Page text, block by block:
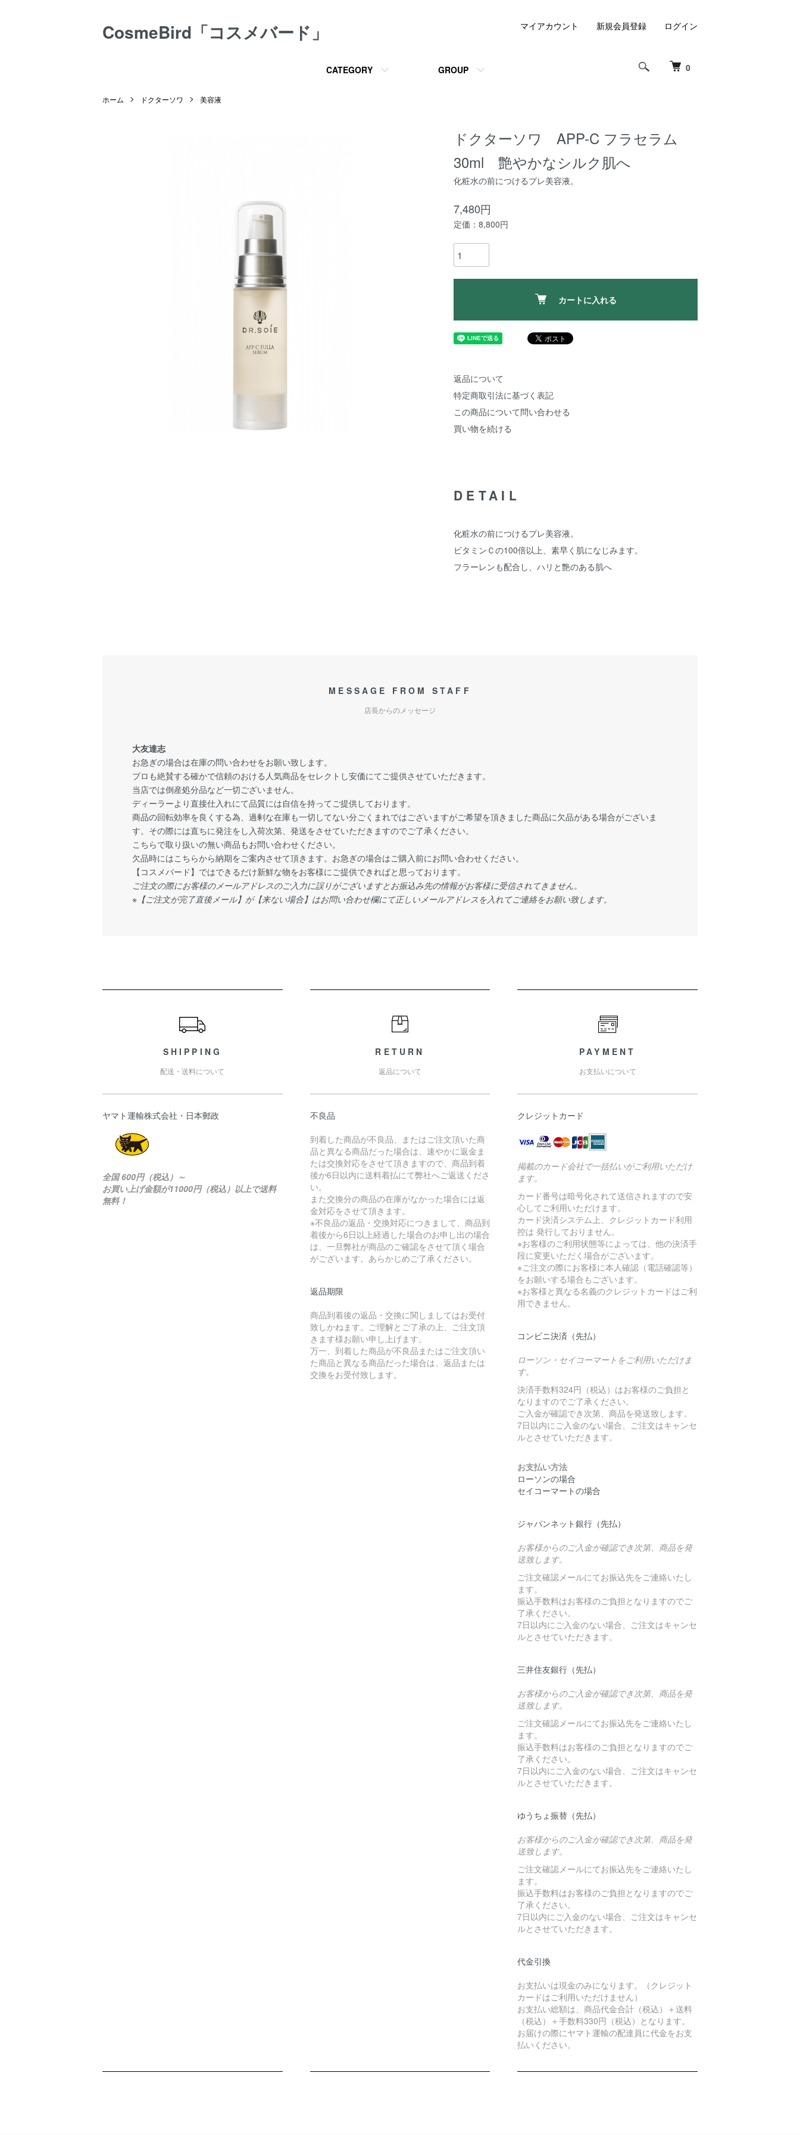
CosmeBird「コスメバード」
0
CATEGORY GROUP
マイアカウント 新規会員登録 ログイン
ホーム ドクターソワ 美容液
ドクターソワ APP-C フラセラム
30ml 艶やかなシルク肌へ
化粧水の前につけるプレ美容液。
7,480円
定価：8,800円
カートに入れる
返品について
特定商取引法に基づく表記
この商品について問い合わせる
買い物を続ける
DETAIL
化粧水の前につけるプレ美容液。
ビタミンＣの100倍以上、素早く肌になじみます。
フラーレンも配合し、ハリと艶のある肌へ
MESSAGE FROM STAFF
店長からのメッセージ
大友達志
お急ぎの場合は在庫の問い合わせをお願い致します。
プロも絶賛する確かで信頼のおける人気商品をセレクトし安価にてご提供させていただきます。
当店では倒産処分品など一切ございません。
ディーラーより直接仕入れにて品質には自信を持ってご提供しております。
商品の回転効率を良くする為、過剰な在庫も一切してない分ごくまれではございますがご希望を頂きました商品に欠品がある場合がございま
す。その際には直ちに発注をし入荷次第、発送をさせていただきますのでご了承ください。
こちらで取り扱いの無い商品もお問い合わせください。
欠品時にはこちらから納期をご案内させて頂きます。お急ぎの場合はご購入前にお問い合わせください。
【コスメバード】ではできるだけ新鮮な物をお客様にご提供できればと思っております。
ご注文の際にお客様のメールアドレスのご入力に誤りがございますとお振込み先の情報がお客様に受信されてきません。
※【ご注文が完了直後メール】が【来ない場合】はお問い合わせ欄にて正しいメールアドレスを入れてご連絡をお願い致します。
SHIPPING
配送・送料について
ヤマト運輸株式会社・日本郵政
全国 600円（税込）～
お買い上げ金額が11000円（税込）以上で送料
無料！
RETURN
返品について
不良品
到着した商品が不良品、またはご注文頂いた商
品と異なる商品だった場合は、速やかに返金ま
たは交換対応をさせて頂きますので、商品到着
後か6日以内に送料着払にて弊社へご返送くださ
い。
また交換分の商品の在庫がなかった場合には返
金対応をさせて頂きます。
※不良品の返品・交換対応につきまして、商品到
着後から6日以上経過した場合のお申し出の場合
は、一旦弊社が商品のご確認をさせて頂く場合
がございます。あらかじめご了承ください。
返品期限
商品到着後の返品・交換に関しましてはお受付
致しかねます。ご理解とご了承の上、ご注文頂
きます様お願い申し上げます。
万一、到着した商品が不良品またはご注文頂い
た商品と異なる商品だった場合は、返品または
交換をお受付致します。
PAYMENT
お支払いについて
クレジットカード
掲載のカード会社で一括払いがご利用いただけ
ます。
カード番号は暗号化されて送信されますので安
心してご利用いただけます。
カード決済システム上、クレジットカード利用
控は 発行しておりません。
※お客様のご利用状態等によっては、他の決済手
段に変更いただく場合がございます。
※ご注文の際にお客様に本人確認（電話確認等）
をお願いする場合もございます。
※お客様と異なる名義のクレジットカードはご利
用できません。
コンビニ決済（先払）
ローソン・セイコーマートをご利用いただけま
す。
決済手数料324円（税込）はお客様のご負担と
なりますのでご了承ください。
ご入金が確認でき次第、商品を発送致します。
7日以内にご入金のない場合、ご注文はキャンセ
ルとさせていただきます。
お支払い方法
ローソンの場合
セイコーマートの場合
ジャパンネット銀行（先払）
お客様からのご入金が確認でき次第、商品を発
送致します。
ご注文確認メールにてお振込先をご連絡いたし
ます。
振込手数料はお客様のご負担となりますのでご
了承ください。
7日以内にご入金のない場合、ご注文はキャンセ
ルとさせていただきます。
三井住友銀行（先払）
お客様からのご入金が確認でき次第、商品を発
送致します。
ご注文確認メールにてお振込先をご連絡いたし
ます。
振込手数料はお客様のご負担となりますのでご
了承ください。
7日以内にご入金のない場合、ご注文はキャンセ
ルとさせていただきます。
ゆうちょ振替（先払）
お客様からのご入金が確認でき次第、商品を発
送致します。
ご注文確認メールにてお振込先をご連絡いたし
ます。
振込手数料はお客様のご負担となりますのでご
了承ください。
7日以内にご入金のない場合、ご注文はキャンセ
ルとさせていただきます。
代金引換
お支払いは現金のみになります。（クレジット
カードはご利用いただけません）
お支払い総額は、商品代金合計（税込）＋送料
（税込）＋手数料330円（税込）となります。
お届けの際にヤマト運輸の配達員に代金をお支
払いください。